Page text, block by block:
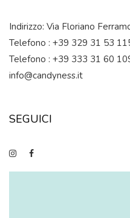
Indirizzo: Via Floriano
Telefono : +39 329 31 53
Telefono : +39 333 31 60
info@candyness.it
SEGUICI